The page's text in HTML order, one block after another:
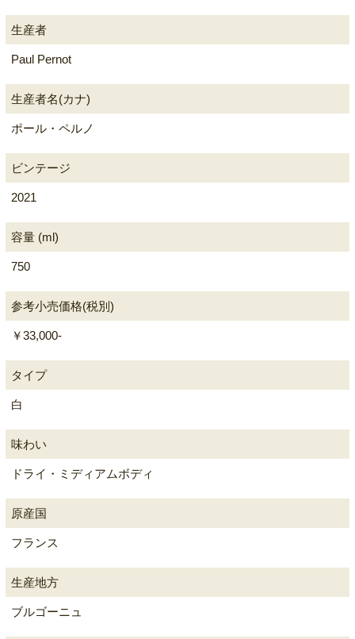
生産者
Paul Pernot
生産者名(カナ)
ポール・ペルノ
ビンテージ
2021
容量 (ml)
750
参考小売価格(税別)
￥33,000-
タイプ
白
味わい
ドライ・ミディアムボディ
原産国
フランス
生産地方
ブルゴーニュ